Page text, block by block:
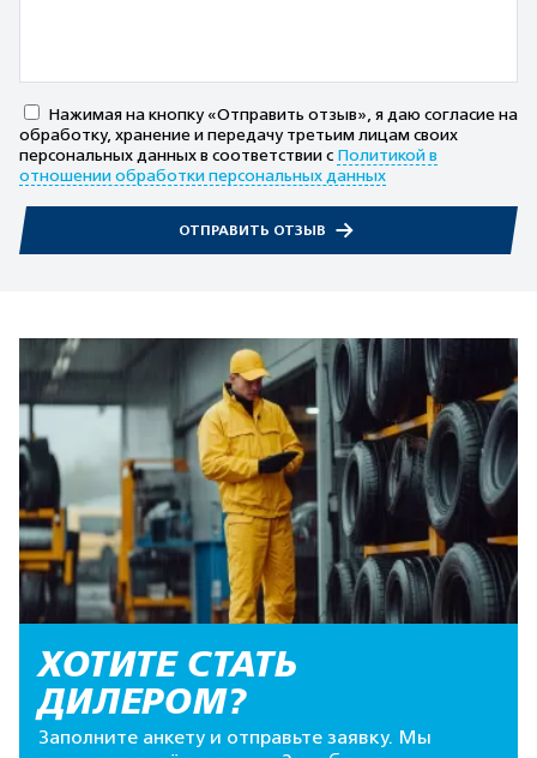
Нажимая на кнопку «Отправить отзыв», я даю согласие на
обработку, хранение и передачу третьим лицам своих
персональных данных в соответствии с Политикой в
отношении обработки персональных данных
ОТПРАВИТЬ ОТЗЫВ
ХОТИТЕ СТАТЬ
ДИЛЕРОМ?
Заполните анкету и отправьте заявку. Мы